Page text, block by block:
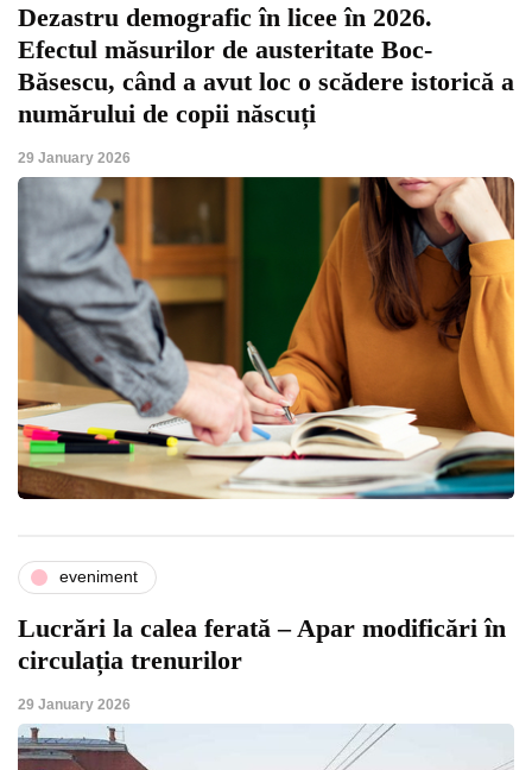
Dezastru demografic în licee în 2026.
Efectul măsurilor de austeritate Boc-
Băsescu, când a avut loc o scădere istorică a
numărului de copii născuți
29 January 2026
eveniment
Lucrări la calea ferată – Apar modificări în
circulația trenurilor
29 January 2026